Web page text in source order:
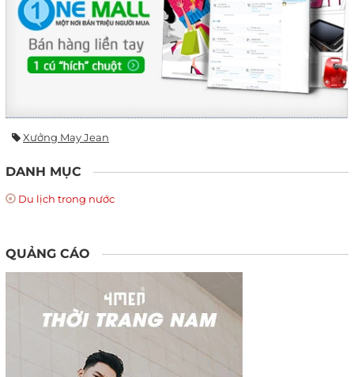
Xưởng May Jean
DANH MỤC
Du lịch trong nước
QUẢNG CÁO